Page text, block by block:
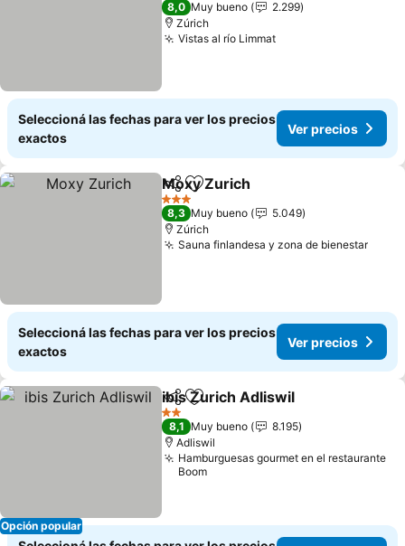
Ver precios
8,0 Muy bueno
2.299
Zúrich
Vistas al río LimmatVer precios
Seleccioná las fechas para ver los precios
exactos
Ver precios
CompartirAñadir a favoritos
Moxy Zurich
3 Estrellas
8,3 Muy bueno
5.049
Zúrich
Sauna finlandesa y zona de bienestarVer
Seleccioná las fechas para ver los precios
exactos
Ver precios
Opción popular
CompartirAñadir a favoritos
ibis Zurich Adliswil
2 Estrellas
8,1 Muy bueno
8.195
Adliswil
Hamburguesas gourmet en el restaurante
Boom